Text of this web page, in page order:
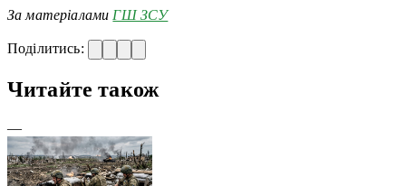
За матеріалами ГШ ЗСУ
Поділитись:
Читайте також
—